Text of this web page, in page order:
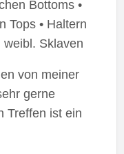
Bottoms •
Tops • Haltern
weibl. Sklaven
von meiner
gerne
Treffen ist ein